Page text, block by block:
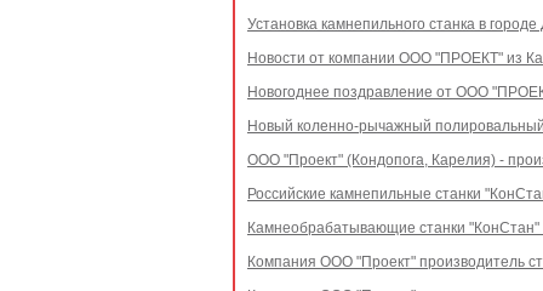
Установка камнепильного станка в
Новости от компании ООО "ПРОЕКТ" из
Новогоднее поздравление от ООО
Новый коленно-рычажный
ООО "Проект" (Кондопога, Карелия) -
Российские камнепильные станки
Камнеобрабатывающие станки
Компания ООО "Проект" производитель